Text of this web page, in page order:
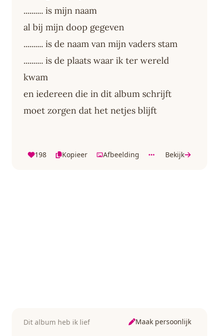
.......... is mijn naam
al bij mijn doop gegeven
.......... is de naam van mijn vaders stam
.......... is de plaats waar ik ter wereld
kwam
en iedereen die in dit album schrijft
moet zorgen dat het netjes blijft
198 Kopieer Afbeelding Bekijk
Dit album heb ik lief Maak persoonlijk